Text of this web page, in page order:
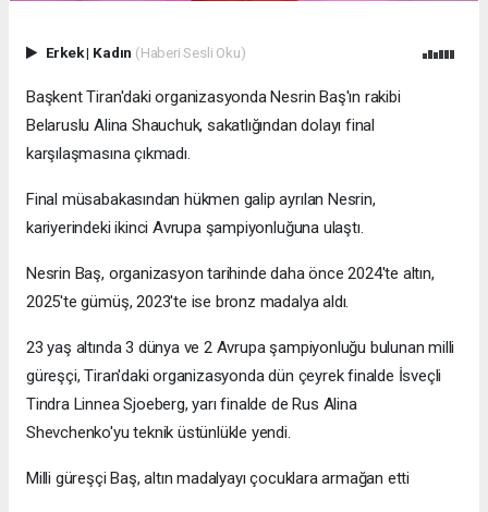
Erkek| Kadın (Haberi Sesli Oku)
Başkent Tiran'daki organizasyonda Nesrin Baş'ın rakibi
Belaruslu Alina Shauchuk, sakatlığından dolayı final
karşılaşmasına çıkmadı.
Final müsabakasından hükmen galip ayrılan Nesrin,
kariyerindeki ikinci Avrupa şampiyonluğuna ulaştı.
Nesrin Baş, organizasyon tarihinde daha önce 2024'te altın,
2025'te gümüş, 2023'te ise bronz madalya aldı.
23 yaş altında 3 dünya ve 2 Avrupa şampiyonluğu bulunan milli
güreşçi, Tiran'daki organizasyonda dün çeyrek finalde İsveçli
Tindra Linnea Sjoeberg, yarı finalde de Rus Alina
Shevchenko'yu teknik üstünlükle yendi.
Milli güreşçi Baş, altın madalyayı çocuklara armağan etti